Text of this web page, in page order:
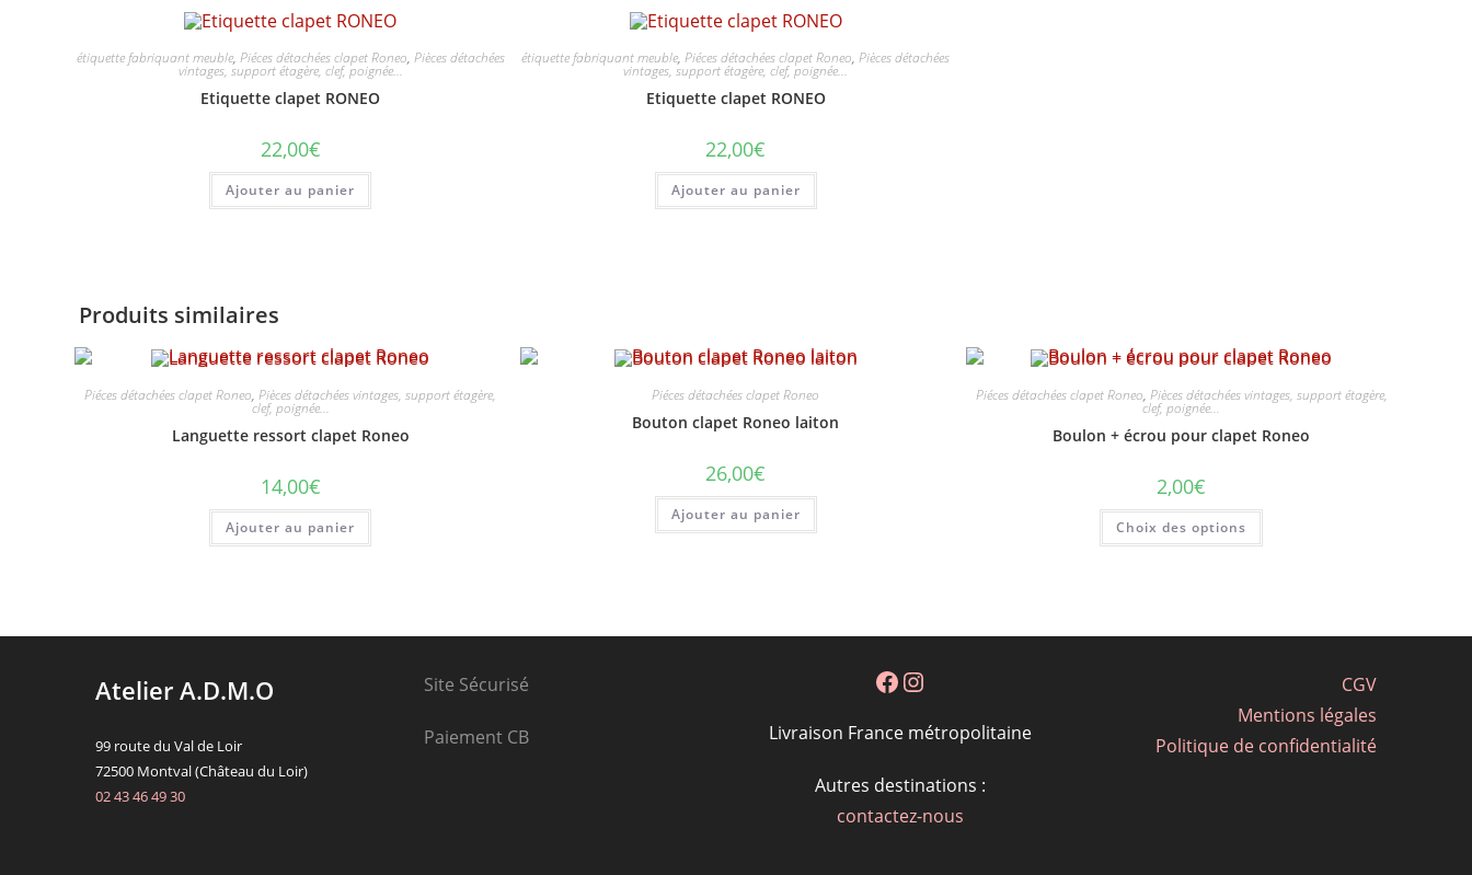
étiquette fabriquant meuble, Piéces détachées clapet Roneo, Pièces détachées
vintages, support étagère, clef, poignée...
Etiquette clapet RONEO
22,00€
Ajouter au panier
étiquette fabriquant meuble,Piéces détachées clapet Roneo,Pièces détachées
vintages, support étagère, clef, poignée...
Etiquette clapet RONEO
22,00€
Ajouter au panier
Produits similaires
Piéces détachées clapet Roneo,Pièces détachées vintages, support étagère,
clef, poignée...
Languette ressort clapet Roneo
14,00€
Ajouter au panier
Piéces détachées clapet Roneo
Bouton clapet Roneo laiton
26,00€
Ajouter au panier
Piéces détachées clapet Roneo, Pièces détachées vintages, support étagère,
clef, poignée...
Boulon + écrou pour clapet Roneo
2,00€
Choix des options
Ce
a
être
du
Atelier A.D.M.O
99 route du Val de Loir
72500 Montval (Château du Loir)
02 43 46 49 30
Site Sécurisé
Paiement CB
FacebookInstagram
Livraison France métropolitaine
Autres destinations :
contactez-nous
CGV
Mentions légales
Politique de confidentialité